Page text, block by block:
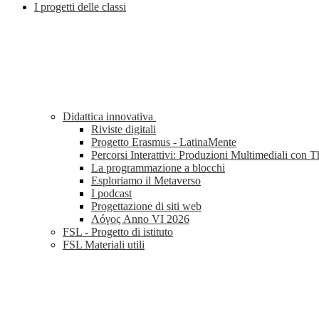
I progetti delle classi
Didattica innovativa
Riviste digitali
Progetto Erasmus - LatinaMente
Percorsi Interattivi: Produzioni Multimediali con
La programmazione a blocchi
Esploriamo il Metaverso
I podcast
Progettazione di siti web
Λóγος Anno VI 2026
FSL - Progetto di istituto
FSL Materiali utili